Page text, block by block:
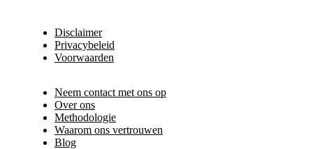
Disclaimer
Privacybeleid
Voorwaarden
Neem contact met ons op
Over ons
Methodologie
Waarom ons vertrouwen
Blog